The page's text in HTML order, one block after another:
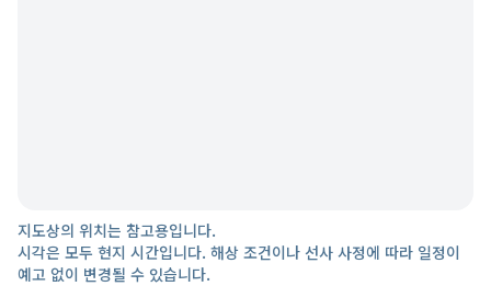
지도상의 위치는 참고용입니다.
시각은 모두 현지 시간입니다. 해상 조건이나 선사 사정에 따라 일정이
예고 없이 변경될 수 있습니다.